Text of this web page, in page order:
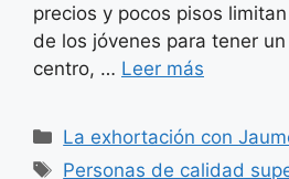
precios y pocos pisos
de los jóvenes para tener
centro, … Leer más
Categorías
La exhortación con
Etiquetas
Personas de calidad